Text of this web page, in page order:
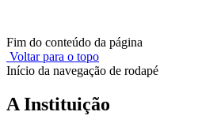
Fim do conteúdo da página
Voltar para o topo
Início da navegação de rodapé
A Instituição